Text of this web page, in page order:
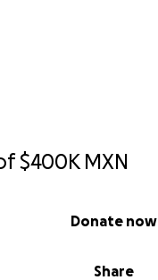
$400K MXN
Share
Donate now